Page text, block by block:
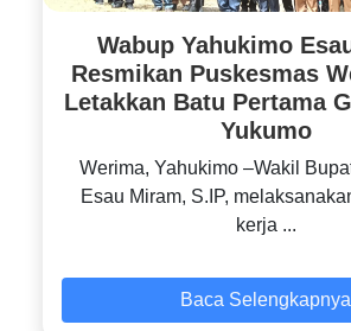
Wabup Yahukimo
Resmikan Puskesmas
Letakkan Batu Pertama
Yukumo
‎Werima, Yahukimo –Wakil
Esau Miram, S.IP,
kerja ...
Baca Selengkapnya